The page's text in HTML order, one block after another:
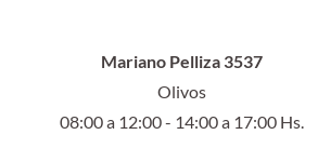
Mariano Pelliza 3537
Olivos
08:00 a 12:00 - 14:00 a 17:00 Hs.